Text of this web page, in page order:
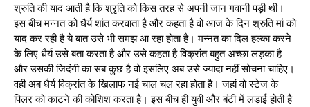
श्रुति की याद आती है कि श्रृति को किस तरह से अपनी जान गवानी पड़ी थी।
इस बीच मन्नत को धैर्य शांत करवाता है और कहता है वो आज के दिन श्रुति मां को
याद कर रही है ये बात उसे भी समझ आ रहा होता है। मन्नत का दिल हल्का करने
के लिए धैर्य उसे बता करता है और उसे कहता है विक्रांत बहुत अच्छा लड़का है
और उसकी जिदंगी का सब कुछ है वो इसलिए अब उसे ज्यादा नहीं सोचना चाहिए।
वही अब धैर्य विक्रांत के खिलाफ नई चाल चल रहा होता है। जहां वो स्टेज के
पिलर को काटने की कोशिश करता है। इस बीच ही युवी और बंटी में लड़ाई होती है